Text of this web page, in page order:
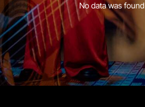
No data was found